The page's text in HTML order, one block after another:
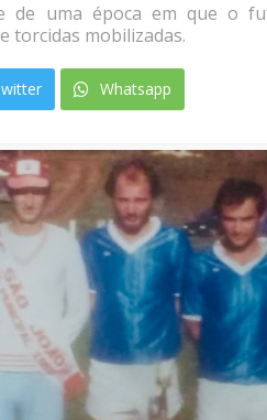
de uma época em que o
torcidas mobilizadas.
Whatsapp